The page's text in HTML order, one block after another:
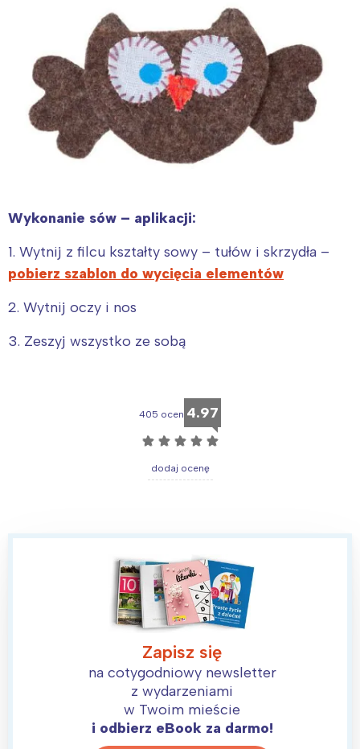
Wykonanie sów – aplikacji:
1. Wytnij z filcu kształty sowy – tułów i skrzydła –
pobierz szablon do wycięcia elementów
2. Wytnij oczy i nos
3. Zeszyj wszystko ze sobą
405 ocen 4.97
☆ ☆ ☆ ☆ ☆
dodaj ocenę
Zapisz się
na cotygodniowy newsletter
z wydarzeniami
w Twoim mieście
i odbierz eBook za darmo!
Interesują mnie wydarzenia z
tego regionu: